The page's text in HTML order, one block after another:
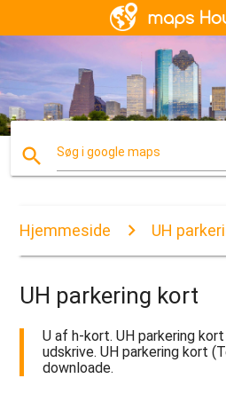
search Søg i google maps
Hjemmeside UH
UH parkering kort
U af h-kort. UH parkering
udskrive. UH parkering kort
downloade.